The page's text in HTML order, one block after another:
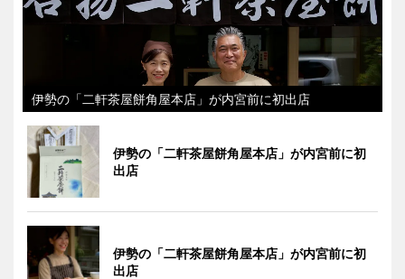
伊勢の「二軒茶屋餅角屋本店」が内宮前に初出店
伊勢の「二軒茶屋餅角屋本店」が内宮前に初
出店
伊勢の「二軒茶屋餅角屋本店」が内宮前に初
出店